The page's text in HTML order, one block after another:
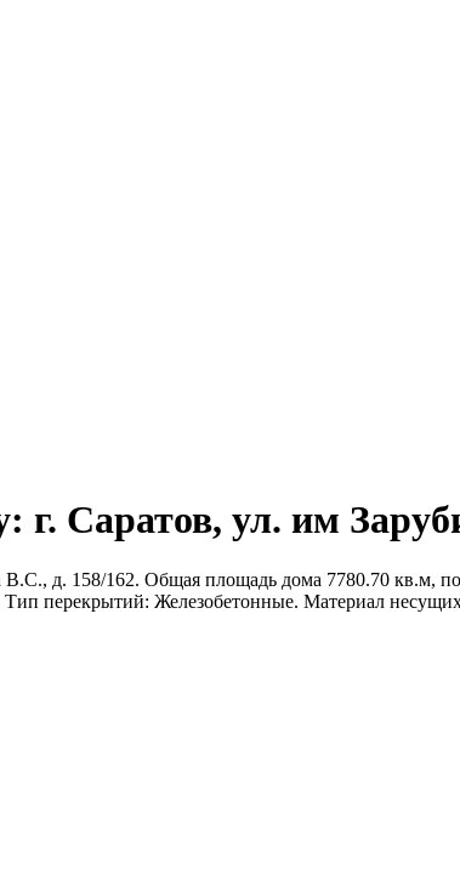
г. Саратов, ул. им
д. 158/162. Общая площадь дома 7780.70 кв.м,
перекрытий: Железобетонные. Материал